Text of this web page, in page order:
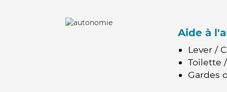
Aide à
Lever /
Toilette
Gardes